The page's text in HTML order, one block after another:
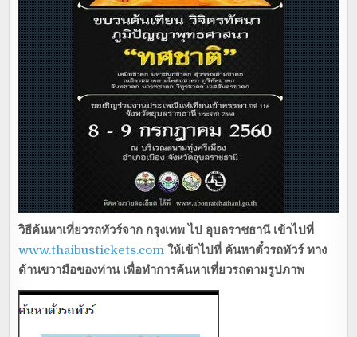
วิธีค้นหาเที่ยวรถทัวร์จาก กรุงเทพ ไป อุบลราชธานี เข้าไปที่
www.thaibustickets.com ให้เข้าไปที่ ค้นหาตั๋วรถทัวร์ ทาง
ด้านขวามือของท่าน เพื่อทำการค้นหาเที่ยวรถตามรูปภาพ